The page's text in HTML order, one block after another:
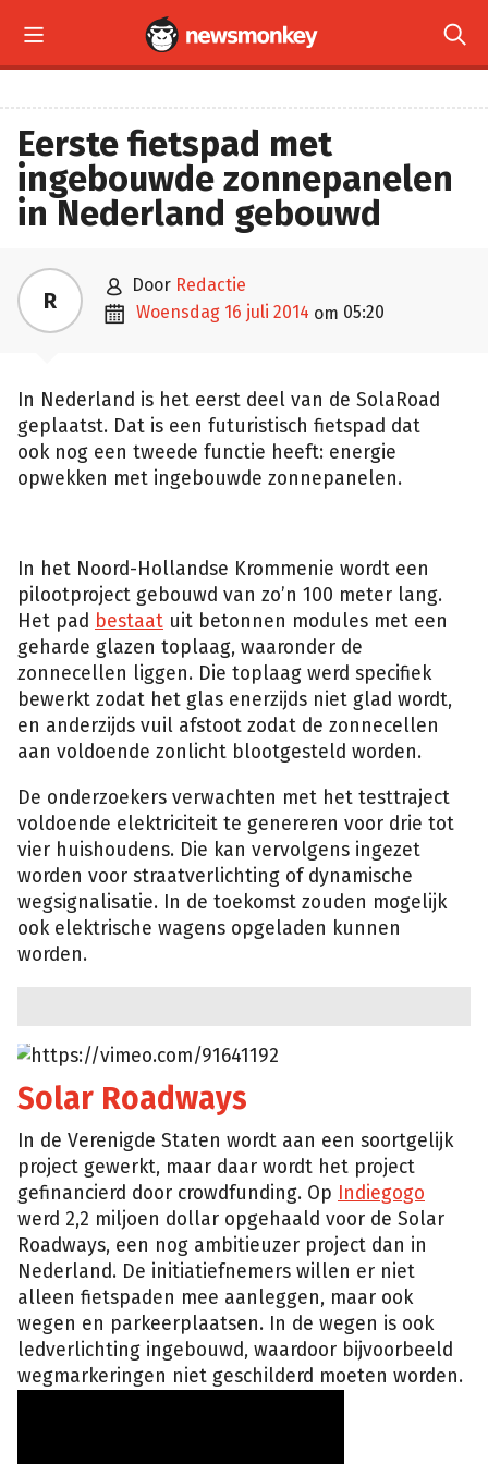
 
Eerste fietspad met
ingebouwde zonnepanelen
in Nederland gebouwd
R  door Redactie
 woensdag 16 juli 2014 om 05:20
In Nederland is het eerst deel van de SolaRoad
geplaatst. Dat is een futuristisch fietspad dat
ook nog een tweede functie heeft: energie
opwekken met ingebouwde zonnepanelen.
In het Noord-Hollandse Krommenie wordt een
pilootproject gebouwd van zo’n 100 meter lang.
Het pad bestaat uit betonnen modules met een
geharde glazen toplaag, waaronder de
zonnecellen liggen. Die toplaag werd specifiek
bewerkt zodat het glas enerzijds niet glad wordt,
en anderzijds vuil afstoot zodat de zonnecellen
aan voldoende zonlicht blootgesteld worden.
De onderzoekers verwachten met het testtraject
voldoende elektriciteit te genereren voor drie tot
vier huishoudens. Die kan vervolgens ingezet
worden voor straatverlichting of dynamische
wegsignalisatie. In de toekomst zouden mogelijk
ook elektrische wagens opgeladen kunnen
worden.
SolaRoad
https://vimeo.com/91641192
Solar Roadways
In de Verenigde Staten wordt aan een soortgelijk
project gewerkt, maar daar wordt het project
gefinancierd door crowdfunding. Op Indiegogo
werd 2,2 miljoen dollar opgehaald voor de Solar
Roadways, een nog ambitieuzer project dan in
Nederland. De initiatiefnemers willen er niet
alleen fietspaden mee aanleggen, maar ook
wegen en parkeerplaatsen. In de wegen is ook
ledverlichting ingebouwd, waardoor bijvoorbeeld
wegmarkeringen niet geschilderd moeten worden.